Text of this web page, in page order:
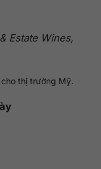
Estate Wines,
thị trường Mỹ.